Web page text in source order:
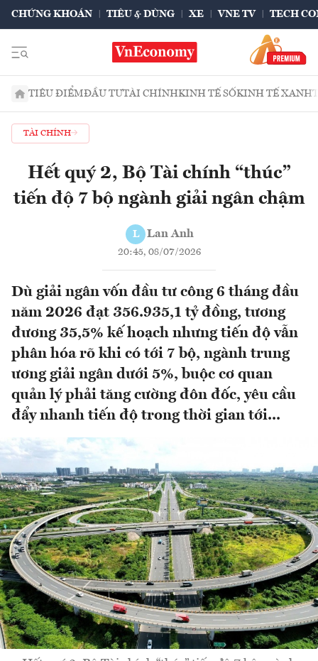
CHỨNG KHOÁN TIÊU & DÙNG XE VNE TV TECH
TIÊU ĐIỂMĐẦU TƯTÀI CHÍNHKINH TẾ SỐKINH TẾ XANH
TÀI CHÍNH
Hết quý 2, Bộ Tài chính “thúc”
tiến độ 7 bộ ngành giải ngân chậm
L Lan Anh
20:45, 08/07/2026
Dù giải ngân vốn đầu tư công 6 tháng đầu
năm 2026 đạt 356.935,1 tỷ đồng, tương
đương 35,5% kế hoạch nhưng tiến độ vẫn
phân hóa rõ khi có tới 7 bộ, ngành trung
ương giải ngân dưới 5%, buộc cơ quan
quản lý phải tăng cường đôn đốc, yêu cầu
đẩy nhanh tiến độ trong thời gian tới...